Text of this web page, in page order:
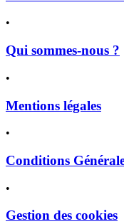
•
Qui sommes-nous ?
•
Mentions légales
•
Conditions
•
Gestion des cookies